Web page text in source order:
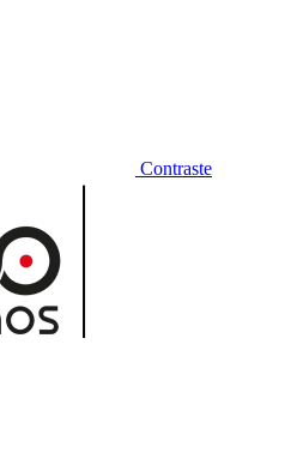
Contraste